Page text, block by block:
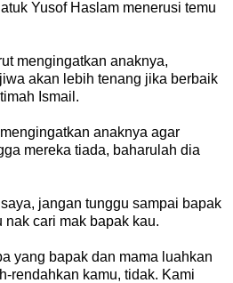
Yusof Haslam menerusi temu
mengingatkan anaknya,
akan lebih tenang jika berbaik
Ismail.
anaknya agar
mereka tiada, baharulah dia
jangan tunggu sampai bapak
nak cari mak bapak kau.
yang bapak dan mama luahkan
rendahkan kamu, tidak. Kami